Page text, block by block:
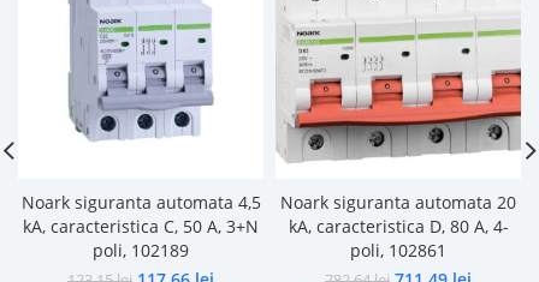
Noark siguranta automata 4,5
kA, caracteristica C, 50 A, 3+N
poli, 102189
Noark siguranta automata 20
kA, caracteristica D, 80 A, 4-
poli, 102861